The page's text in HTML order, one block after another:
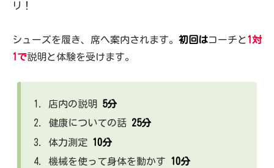
リ！
シューズを履き、席へ案内されます。 初回はコーチと1対
1で説明と体験を受けます。
店内の説明 5分
健康についての話 25分
体力測定 10分
機械を使って身体を動かす 10分